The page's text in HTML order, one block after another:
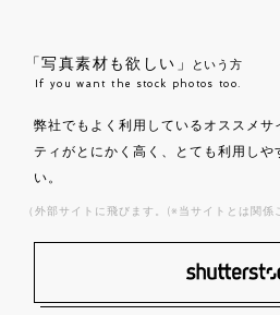
「写真素材も欲しい」 という方
If you want the stock photos too.
弊社でもよく利用しているオススメサ
ティがとにかく高く、とても利用しや
い。
（外部サイトに飛びます。(※当サイトとは関係